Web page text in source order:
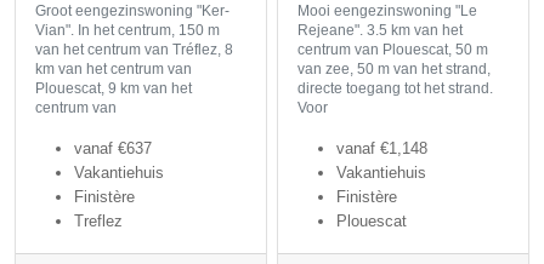
Groot eengezinswoning "Ker-
Vian". In het centrum, 150 m
van het centrum van Tréflez, 8
km van het centrum van
Plouescat, 9 km van het
centrum van
vanaf €637
Vakantiehuis
Finistère
Treflez
Mooi eengezinswoning "Le
Rejeane". 3.5 km van het
centrum van Plouescat, 50 m
van zee, 50 m van het strand,
directe toegang tot het strand.
Voor
vanaf €1,148
Vakantiehuis
Finistère
Plouescat